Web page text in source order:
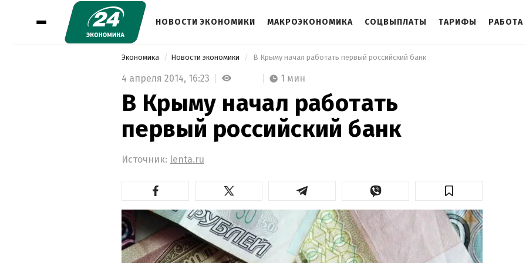
НОВОСТИ ЭКОНОМИКИ МАКРОЭКОНОМИКА СОЦВЫПЛАТЫ ТАРИФЫ РАБОТА
Экономика Новости экономики В Крыму начал работать первый российский банк
4 апреля 2014, 16:23 1 мин
В Крыму начал работать
первый российский банк
Источник: lenta.ru